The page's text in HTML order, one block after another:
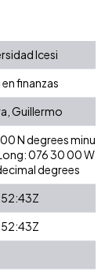
Icesi
finanzas
Guillermo
N degrees
076 30 00 W
degrees